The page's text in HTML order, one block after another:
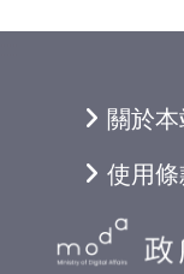
關於
使用條